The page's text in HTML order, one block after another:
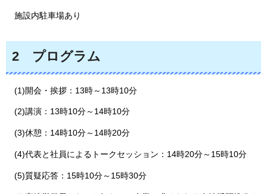
施設内駐車場あり
2 プログラム
(1)開会・挨拶：13時～13時10分
(2)講演：13時10分～14時10分
(3)休憩：14時10分～14時20分
(4)代表と社員によるトークセッション：14時20分～15時10分
(5)質疑応答：15時10分～15時30分